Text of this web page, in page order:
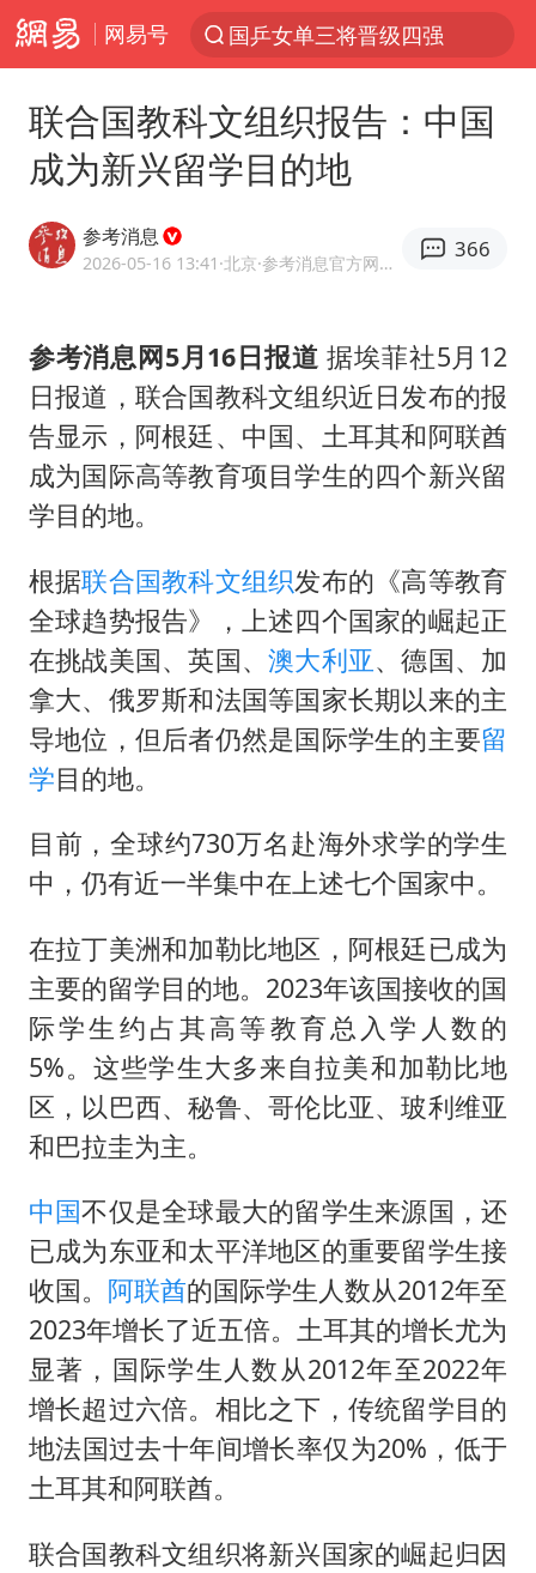
网易号
国乒女单三将晋级四强
陈思诚零点晒照为佟丽娅庆生
几元成本的AI广告导致千万市值蒸发
老挝国会主席赛宋蓬逝世
茅台部分直营店飞天茅台提价
白海豚将正面袭击贯穿浙江
酒店回应车内过夜被收150元
酒店花洒现排泄物住客索赔遭拒
杭州全市有序停课
夏日经济乘“热”而上 消费市场向“新”而行
36岁男演员成景区NPC后人气爆棚
乐享全民健身 共筑健康中国
联合国教科文组织报告：中国
成为新兴留学目的地
参考消息
2026-05-16 13:41 ·北京 ·参考消息官方网易号
366
参考消息网5月16日报道 据埃菲社5月12
日报道，联合国教科文组织近日发布的报
告显示，阿根廷、中国、土耳其和阿联酋
成为国际高等教育项目学生的四个新兴留
学目的地。
根据联合国教科文组织发布的《高等教育
全球趋势报告》，上述四个国家的崛起正
在挑战美国、英国、澳大利亚、德国、加
拿大、俄罗斯和法国等国家长期以来的主
导地位，但后者仍然是国际学生的主要留
学目的地。
目前，全球约730万名赴海外求学的学生
中，仍有近一半集中在上述七个国家中。
在拉丁美洲和加勒比地区，阿根廷已成为
主要的留学目的地。2023年该国接收的国
际学生约占其高等教育总入学人数的
5%。这些学生大多来自拉美和加勒比地
区，以巴西、秘鲁、哥伦比亚、玻利维亚
和巴拉圭为主。
中国不仅是全球最大的留学生来源国，还
已成为东亚和太平洋地区的重要留学生接
收国。 阿联酋的国际学生人数从2012年至
2023年增长了近五倍。土耳其的增长尤为
显著，国际学生人数从2012年至2022年
增长超过六倍。相比之下，传统留学目的
地法国过去十年间增长率仅为20%，低于
土耳其和阿联酋。
联合国教科文组织将新兴国家的崛起归因